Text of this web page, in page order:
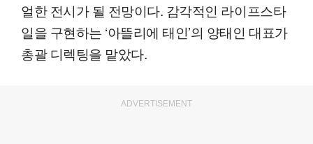
얼한 전시가 될 전망이다. 감각적인 라이프스타
일을 구현하는 ‘아뜰리에 태인’의 양태인 대표가
총괄 디렉팅을 맡았다.
ADVERTISEMENT